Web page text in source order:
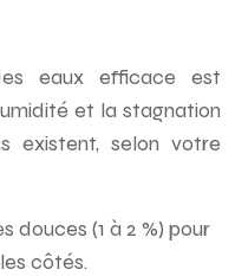
eaux efficace est
et la stagnation
existent, selon votre
douces (1 à 2 %) pour
côtés.